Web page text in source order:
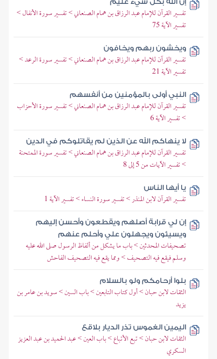
إن الله بكل شيء عليم
تفسير القرآن للإمام عبد الرزاق بن همام الصنعاني > تفسير سورة الأنفال >
تفسير الآية 75
ويخشون ربهم ويخافون
تفسير القرآن للإمام عبد الرزاق بن همام الصنعاني > تفسير سورة الرعد >
تفسير الآية 21
النبي أولى بالمؤمنين من أنفسهم
تفسير القرآن للإمام عبد الرزاق بن همام الصنعاني > تفسير سورة الأحزاب
> تفسير الآية 6
لا ينهاكم الله عن الذين لم يقاتلوكم في الدين
تفسير القرآن للإمام عبد الرزاق بن همام الصنعاني > تفسير سورة الممتحنة
> تفسير الآيات من 5 إلى 8
يا أيها الناس
تفسير القرآن لابن المنذر > تفسير سورة النساء > تفسير الآية 1
إن لي قرابة أصلهم ويقطعون وأحسن إليهم
ويسيئون ويجهلون علي وأحلم عنهم
تصحيفات المحدثين > باب ما يشكل من ألفاظ الرسول صلى الله عليه
وسلم فيقع فيه التصحيف > ومما يقع فيه التصحيف الفاحش
بلوا أرحامكم ولو بالسلام
الثقات لابن حبان > أول كتاب التابعين > باب السين > سويد بن عامر بن
يزيد
اليمين الغموس تذر الديار بلاقع
الثقات لابن حبان > تبع الأتباع > باب العين > عبد الحميد بن عبد العزيز
السكري